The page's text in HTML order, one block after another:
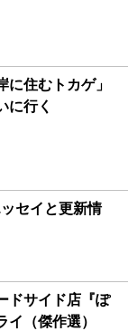
に住むトカゲ」
に行く
セイと更新情
ドサイド店『ぽ
イ（傑作選）